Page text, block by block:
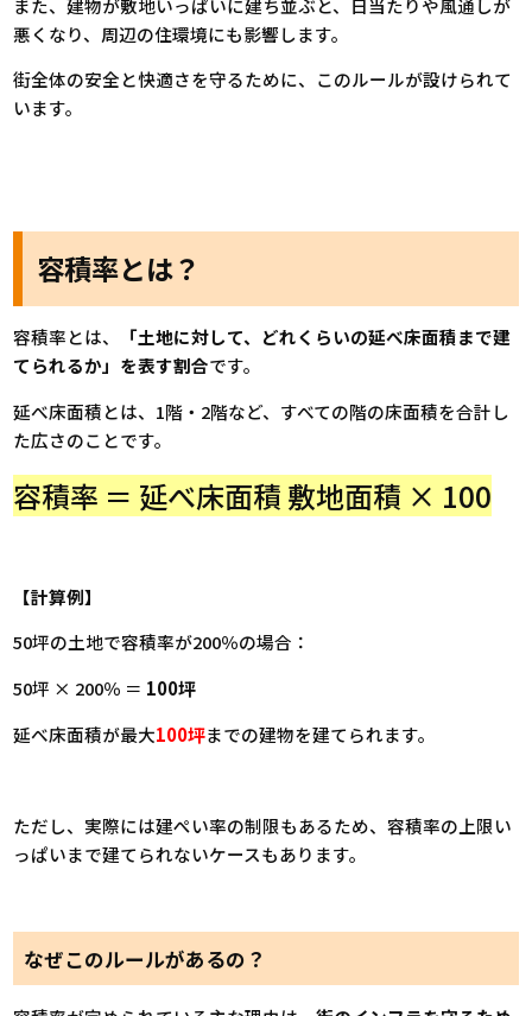
また、建物が敷地いっぱいに建ち並ぶと、日当たりや風通しが
悪くなり、周辺の住環境にも影響します。
街全体の安全と快適さを守るために、このルールが設けられて
います。
容積率とは？
容積率とは、
「土地に対して、どれくらいの延べ床面積まで建
てられるか」を表す割合です。
延べ床面積とは、1階・2階など、すべての階の床面積を合計し
た広さのことです。
容積率 ＝ 延べ床面積 敷地面積 × 100
【計算例】
50坪の土地で容積率が200％の場合：
50坪 × 200％ ＝ 100坪
延べ床面積が最大100坪までの建物を建てられます。
ただし、実際には建ぺい率の制限もあるため、容積率の上限い
っぱいまで建てられないケースもあります。
なぜこのルールがあるの？